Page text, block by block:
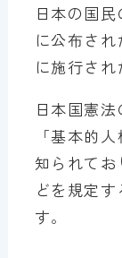
日本の国
に公布さ
に施行され
日本国憲法
「基本的
知られて
どを規定
す。